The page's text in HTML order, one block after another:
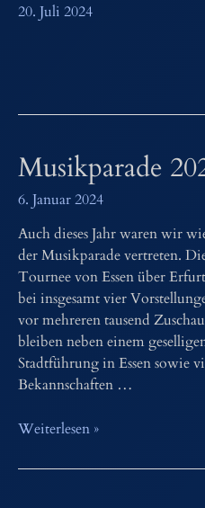
20. Juli 2024
Musikparade
6. Januar 2024
Auch dieses Jahr waren wir
der Musikparade vertreten.
Tournee von Essen über
bei insgesamt vier
vor mehreren tausend
bleiben neben einem
Stadtführung in Essen sowie
Bekannschaften …
Musikparade
Weiterlesen »